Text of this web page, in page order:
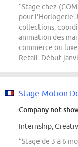
“Stage chez
pour l'Horlogerie
collections,
animation des
commerce ou
Retail. Début
Stage Motion
Company not
Internship,
“Stage de 3 à 6